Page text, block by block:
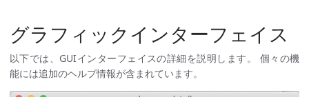
グラフィックインターフェイス
以下では、GUIインターフェイスの詳細を説明します。 個々の機
能には追加のヘルプ情報が含まれています。